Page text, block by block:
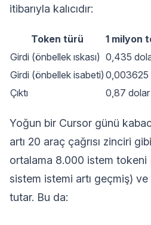
itibarıyla kalıcıdır:
Token türü
1 milyon
Girdi (önbellek ıskası) 0,435
Girdi (önbellek isabeti) 0,003625
Çıktı
0,87 dolar
Yoğun bir Cursor günü
artı 20 araç çağrısı zinciri
ortalama 8.000 istem tokeni
sistem istemi artı geçmiş) ve
tutar. Bu da: